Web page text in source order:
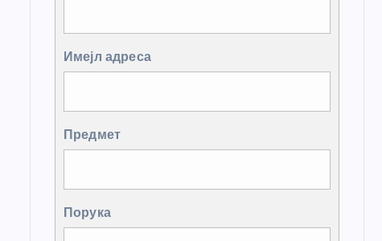
Имејл адреса
Предмет
Порука